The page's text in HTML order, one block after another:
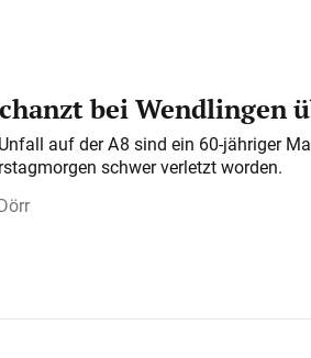
bei Wendlingen
auf der A 8 sind ein 60-jähriger
schwer verletzt worden.